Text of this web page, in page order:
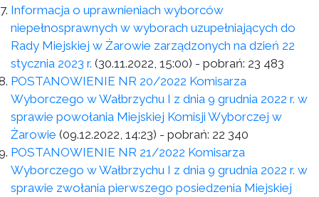
Informacja o uprawnieniach wyborców
niepełnosprawnych w wyborach uzupełniających do
Rady Miejskiej w Żarowie zarządzonych na dzień 22
stycznia 2023 r. (30.11.2022, 15:00) - pobrań: 23 483
POSTANOWIENIE NR 20/2022 Komisarza
Wyborczego w Wałbrzychu I z dnia 9 grudnia 2022 r. w
sprawie powołania Miejskiej Komisji Wyborczej w
Żarowie (09.12.2022, 14:23) - pobrań: 22 340
POSTANOWIENIE NR 21/2022 Komisarza
Wyborczego w Wałbrzychu I z dnia 9 grudnia 2022 r. w
sprawie zwołania pierwszego posiedzenia Miejskiej